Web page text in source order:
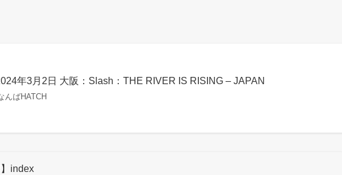
年3月2日 大阪：Slash：THE RIVER IS RISING – JAPAN
んばHATCH
index